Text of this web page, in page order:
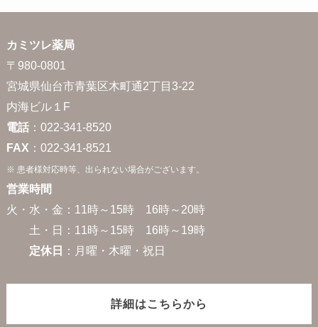
カミツレ薬局
〒980-0801
宮城県仙台市青葉区木町通2丁目3-22
内海ビル１F
電話：022-341-8520
FAX ：022-341-8521
※ 患者様対応時等、出られない場合がございます。
営業時間
火・水・金：11時～15時 16時～20時
土・日：11時～15時 16時～19時
定休日
：月曜・木曜・祝日
詳細はこちらから